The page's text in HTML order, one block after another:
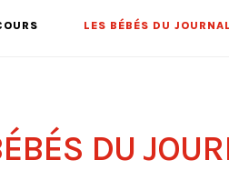
LES BÉBÉS DU JOURNAL
DU